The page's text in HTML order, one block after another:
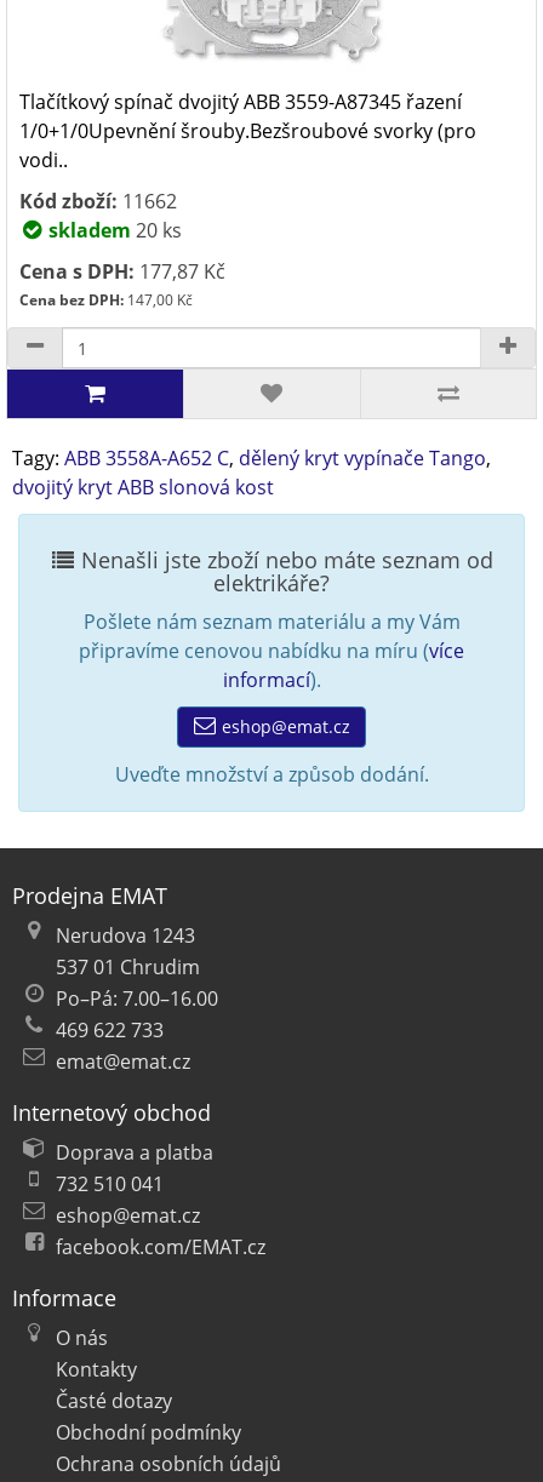
Tlačítkový spínač dvojitý ABB 3559-A87345 řazení
1/0+1/0Upevnění šrouby.Bezšroubové svorky (pro
vodi..
Kód zboží: 11662
skladem 20 ks
Cena s DPH: 177,87 Kč
Cena bez DPH: 147,00 Kč
Tagy: ABB 3558A-A652 C, dělený kryt vypínače Tango,
dvojitý kryt ABB slonová kost
Nenašli jste zboží nebo máte seznam od
elektrikáře?
Pošlete nám seznam materiálu a my Vám
připravíme cenovou nabídku na míru (více
informací).
eshop@emat.cz
Uveďte množství a způsob dodání.
Prodejna EMAT
Nerudova 1243
537 01 Chrudim
Po–Pá: 7.00–16.00
469 622 733
emat@emat.cz
Internetový obchod
Doprava a platba
732 510 041
eshop@emat.cz
facebook.com/EMAT.cz
Informace
O nás
Kontakty
Časté dotazy
Obchodní podmínky
Ochrana osobních údajů